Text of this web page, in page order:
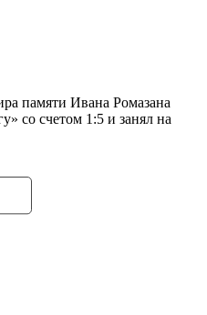
памяти Ивана Ромазана
со счетом 1:5 и занял на